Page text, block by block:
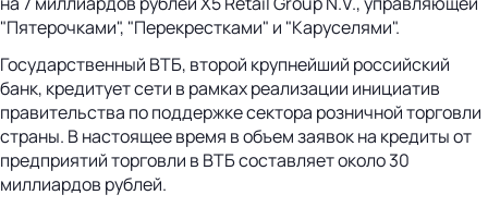
"Пятерочками", "Перекрестками" и "Каруселями".
Государственный ВТБ, второй крупнейший российский
банк, кредитует сети в рамках реализации инициатив
правительства по поддержке сектора розничной торговли
страны. В настоящее время в объем заявок на кредиты от
предприятий торговли в ВТБ составляет около 30
миллиардов рублей.